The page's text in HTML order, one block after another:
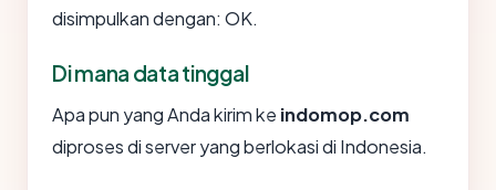
disimpulkan dengan: OK.
Di mana data tinggal
Apa pun yang Anda kirim ke indomop.com
diproses di server yang berlokasi di Indonesia.